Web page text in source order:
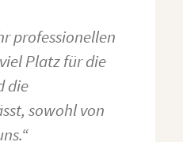
professionellen
Platz für die
die
sowohl von